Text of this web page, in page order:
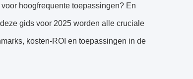
hoogfrequente toepassingen? En
gids voor 2025 worden alle cruciale
kosten-ROI en toepassingen in de